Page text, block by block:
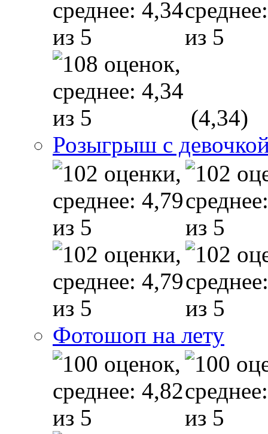
(4,34)
Розыгрыш с
Фотошоп на лету